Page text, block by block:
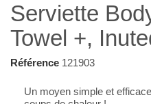
Serviette
Towel +,
Référence 121903
Un moyen simple et